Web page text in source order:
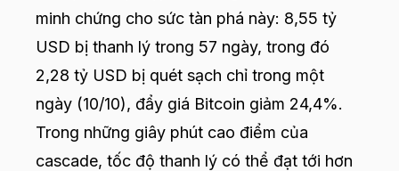
minh chứng cho sức tàn phá này: 8,55 tỷ
USD bị thanh lý trong 57 ngày, trong đó
2,28 tỷ USD bị quét sạch chỉ trong một
ngày (10/10), đẩy giá Bitcoin giảm 24,4%.
Trong những giây phút cao điểm của
cascade, tốc độ thanh lý có thể đạt tới hơn